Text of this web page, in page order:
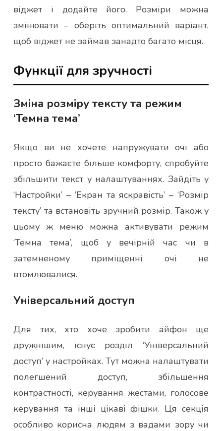
віджет і додайте його. Розміри можна
змінювати – оберіть оптимальний варіант,
щоб віджет не займав занадто багато місця.
Функції для зручності
Зміна розміру тексту та режим
‘Темна тема’
Якщо ви не хочете напружувати очі або
просто бажаєте більше комфорту, спробуйте
збільшити текст у налаштуваннях. Зайдіть у
‘Настройки’ – ‘Екран та яскравість’ – ‘Розмір
тексту’ та встановіть зручний розмір. Також у
цьому ж меню можна активувати режим
‘Темна тема’, щоб у вечірній час чи в
затемненому приміщенні очі не
втомлювалися.
Універсальний доступ
Для тих, хто хоче зробити айфон ще
дружнішим, існує розділ ‘Універсальний
доступ’ у настройках. Тут можна налаштувати
полегшений доступ, збільшення
контрастності, керування жестами, голосове
керування та інші цікаві фішки. Ця секція
особливо корисна людям з вадами зору чи